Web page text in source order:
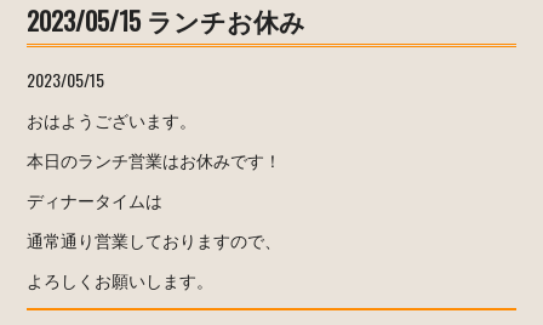
2023/05/15 ランチお休み
2023/05/15
おはようございます。
本日のランチ営業はお休みです！
ディナータイムは
通常通り営業しておりますので、
よろしくお願いします。